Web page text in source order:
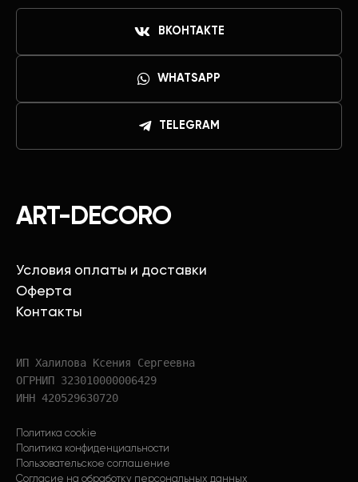
ART-DECORO
Условия оплаты и доставки
Оферта
Контакты
ИП Халилова Ксения Сергеевна
ОГРНИП 323010000006429
ИНН 420529630720
Политика cookie
Политика конфиденциальности
Пользовательское соглашение
Согласие на обработку персональных данных
ВКОНТАКТЕ
WHATSAPP
TELEGRAM